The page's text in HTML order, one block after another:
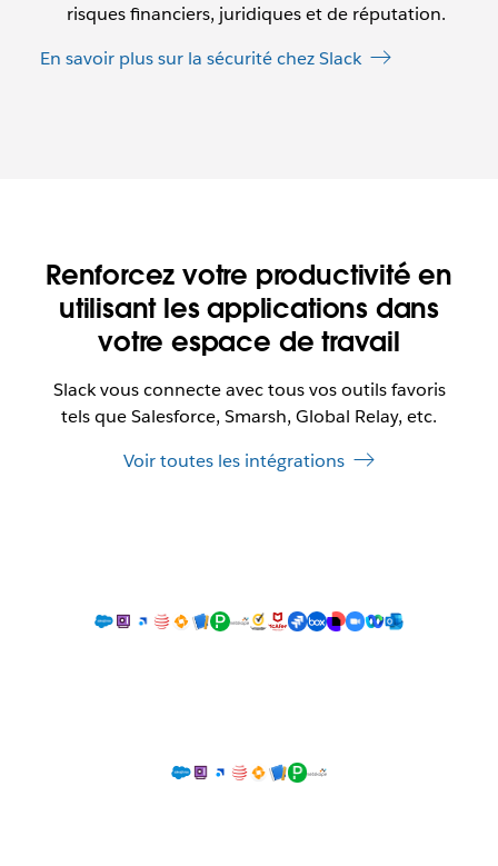
risques financiers, juridiques et de réputation.
En savoir plus sur la sécurité chez Slack
Renforcez votre productivité en
utilisant les applications dans
votre espace de travail
Slack vous connecte avec tous vos outils favoris
tels que Salesforce, Smarsh, Global Relay, etc.
Voir toutes les intégrations